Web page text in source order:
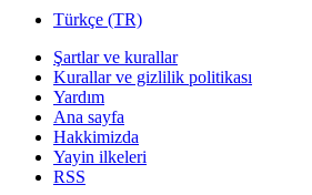
Türkçe (TR)
Şartlar ve kurallar
Kurallar ve gizlilik politikası
Yardım
Ana sayfa
Hakkimizda
Yayin ilkeleri
RSS